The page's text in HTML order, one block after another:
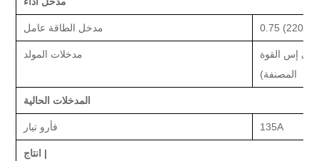
مدخل الطاقة عامل 0.75 (220
مدخلات المولد بي إس القوة
المصنفة)
المدخلات الحالية
فأر و تيار 135A
انتاج |